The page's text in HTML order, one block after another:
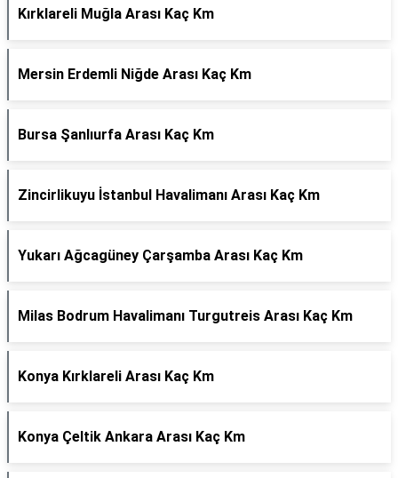
Kırklareli Muğla Arası Kaç Km
Mersin Erdemli Niğde Arası Kaç Km
Bursa Şanlıurfa Arası Kaç Km
Zincirlikuyu İstanbul Havalimanı Arası Kaç Km
Yukarı Ağcagüney Çarşamba Arası Kaç Km
Milas Bodrum Havalimanı Turgutreis Arası Kaç Km
Konya Kırklareli Arası Kaç Km
Konya Çeltik Ankara Arası Kaç Km